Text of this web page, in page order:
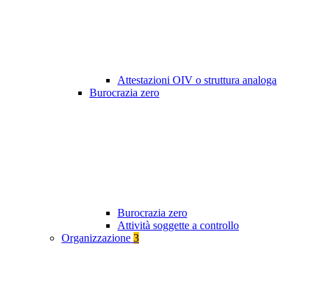
Attestazioni OIV o struttura analoga
Burocrazia zero
Burocrazia zero
Attività soggette a controllo
Organizzazione 3